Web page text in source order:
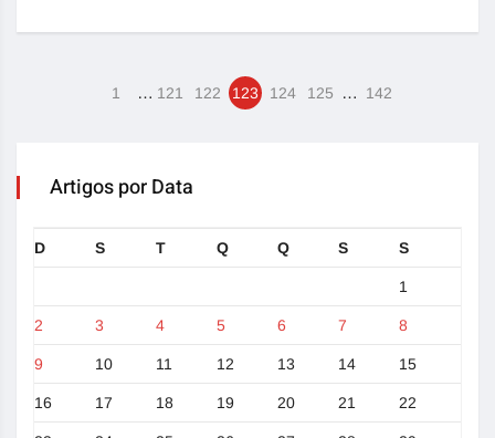
1 … 121 122 123 124 125 … 142
Artigos por Data
D S T Q Q S S
1
2 3 4 5 6 7 8
9 10 11 12 13 14 15
16 17 18 19 20 21 22